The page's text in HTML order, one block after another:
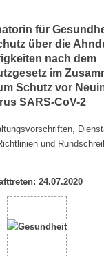
für
über die
nach dem
im
Schutz vor
SARS-CoV-2
und
24.07.2020